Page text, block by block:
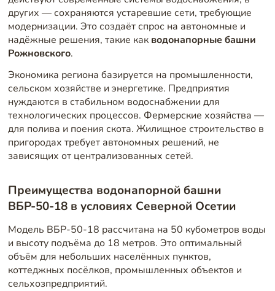
других — сохраняются устаревшие сети, требующие
модернизации. Это создаёт спрос на автономные и
надёжные решения, такие как водонапорные башни
Рожновского.
Экономика региона базируется на промышленности,
сельском хозяйстве и энергетике. Предприятия
нуждаются в стабильном водоснабжении для
технологических процессов. Фермерские хозяйства —
для полива и поения скота. Жилищное строительство в
пригородах требует автономных решений, не
зависящих от централизованных сетей.
Преимущества водонапорной башни
ВБР-50-18 в условиях Северной Осетии
Модель ВБР-50-18 рассчитана на 50 кубометров воды
и высоту подъёма до 18 метров. Это оптимальный
объём для небольших населённых пунктов,
коттеджных посёлков, промышленных объектов и
сельхозпредприятий.